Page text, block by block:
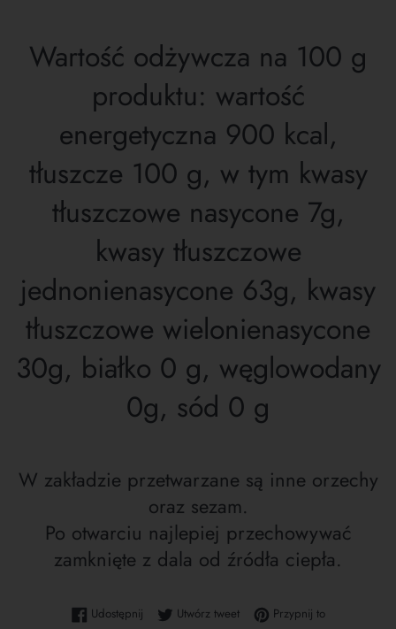
Wartość odżywcza na 100 g
produktu: wartość
energetyczna 900 kcal,
tłuszcze 100 g, w tym kwasy
tłuszczowe nasycone 7g,
kwasy tłuszczowe
jednonienasycone 63g, kwasy
tłuszczowe wielonienasycone
30g, białko 0 g, węglowodany
0g, sód 0 g
W zakładzie przetwarzane są inne orzechy
oraz sezam.
Po otwarciu najlepiej przechowywać
zamknięte z dala od źródła ciepła.
UdostępnijUdostępnij na Facebooku
Utwórz tweetTweetuj na Twitterze
Przypnij toPrzypnij do